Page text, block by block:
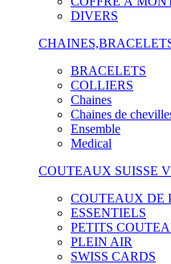
DIVERS
BRACELETS
COLLIERS
Chaines
Chaines de
Ensemble
Medical
COUTEAUX SUISSE
COUTEAUX DE
ESSENTIELS
PETITS
PLEIN AIR
SWISS CARDS